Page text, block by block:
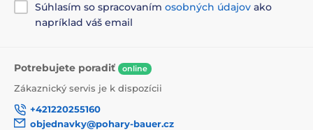
Súhlasím so spracovaním osobných údajov ako
napríklad váš email
Potrebujete poradiť online
Zákaznický servis je k dispozícii
+421220255160
objednavky@pohary-bauer.cz